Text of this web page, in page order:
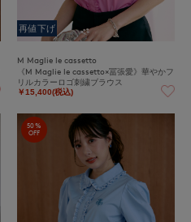
再値下げ
M Maglie le cassetto
《M Maglie le cassetto×冨張愛》華やかフ
リルカラーロゴ刺繍ブラウス
￥15,400(税込)
50%
OFF